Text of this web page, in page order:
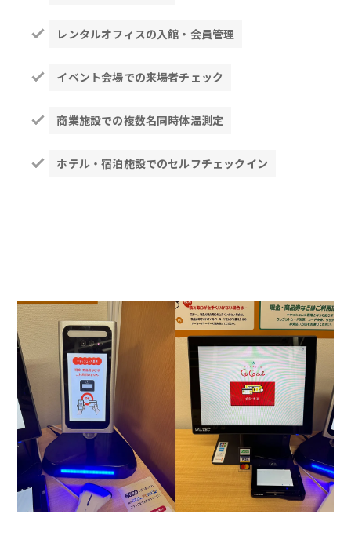
レンタルオフィスの入館・会員管理
イベント会場での来場者チェック
商業施設での複数名同時体温測定
ホテル・宿泊施設でのセルフチェックイン